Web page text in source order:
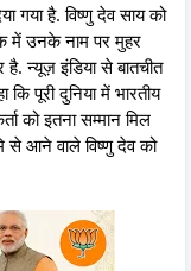
गया है. विष्णु देव साय को
में उनके नाम पर मुहर
न्यूज़ इंडिया से बातचीत
पूरी दुनिया में भारतीय
को इतना सम्मान मिल
से आने वाले विष्णु देव को